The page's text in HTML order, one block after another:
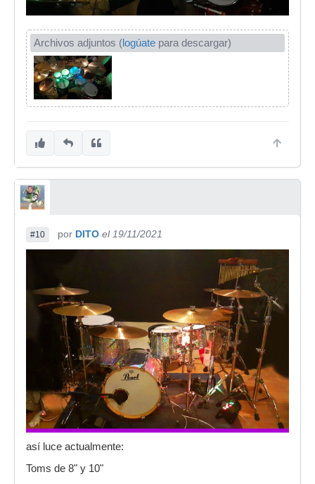
Archivos adjuntos (logúate para descargar)
#10 por DITO el 19/11/2021
así luce actualmente:
Toms de 8" y 10"